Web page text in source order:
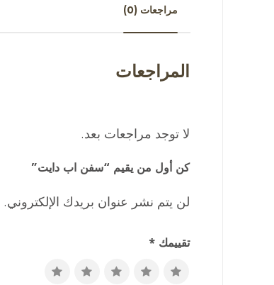
مراجعات (0)
المراجعات
لا توجد مراجعات بعد.
كن أول من يقيم “سفن اب دايت”
لن يتم نشر عنوان بريدك الإلكتروني.
تقييمك *